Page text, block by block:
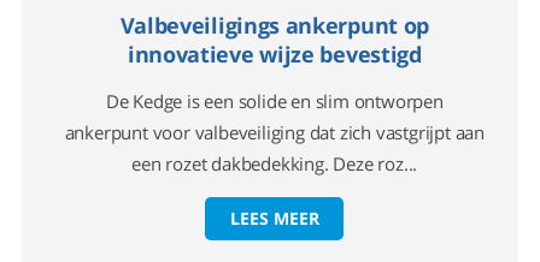
Valbeveiligings ankerpunt op
innovatieve wijze bevestigd
De Kedge is een solide en slim ontworpen
ankerpunt voor valbeveiliging dat zich vastgrijpt aan
een rozet dakbedekking. Deze roz...
LEES MEER